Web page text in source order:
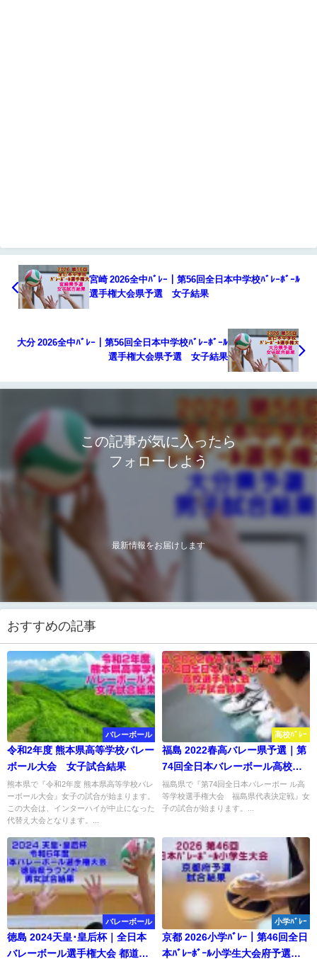
宮崎 2026全中ﾊﾞﾚｰ｜第56回全日本中学校ﾊﾞﾚｰﾎﾞｰﾙ
選手権大会県予選 女子結果
大分 2026全中ﾊﾞﾚｰ｜第56回全日本中学校ﾊﾞﾚｰﾎﾞｰﾙ
選手権大会県予選 女子結果
この記事が気に入ったら
フォローしよう
最新情報をお届けします
おすすめの記事
バレーボール
令和2年度 熊本県高等学校バレー
ボール大会 女子試合結果
熊本県で『令和2年度 熊本県高等学校バレ
ーボール大会』女子の試合が始まります。
この大会は、インターハイが中止になった
代替え大会となります。...
高校ﾊﾞﾚｰ
福島 2022春高バレー県予選｜第
74回全日本バレーボール高校選
手権大会 女子試合結果
福島県で『第74回全日本バレーボー ル高
等学校選手権大会 福島県代表決定戦』女
子の試合が始まります。...
バレーボール
徳島 2024天皇･皇后杯｜全日本
バレーボール選手権大会 都道府
小学ﾊﾞﾚｰ
京都 2026小学ﾊﾞﾚｰ｜第46回全日
本ﾊﾞﾚｰﾎﾞｰﾙ小学生大会府予選